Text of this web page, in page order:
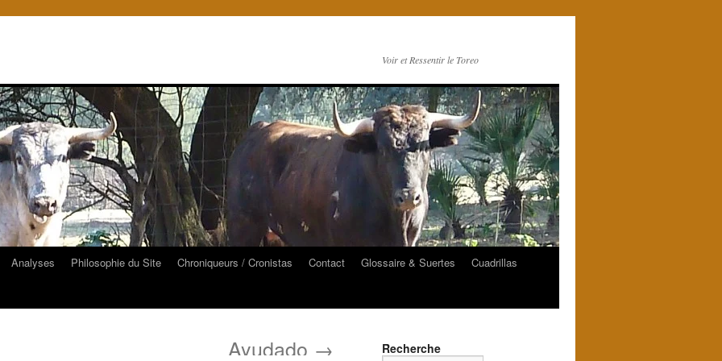
Voir et Ressentir le Toreo
Analyses Philosophie du Site Chroniqueurs / Cronistas Contact Glossaire & Suertes
Cuadrillas
Ayudado → Recherche